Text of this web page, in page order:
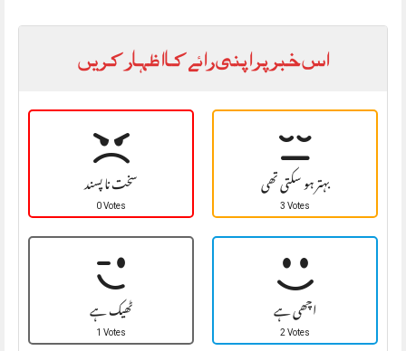
اس خبر پر اپنی رائے کا اظہار کریں
سخت نا پسند
0 Votes بہتر ہو سکتی تھی
3 Votes
ٹھیک ہے
1 Votes اچھی ہے
2 Votes